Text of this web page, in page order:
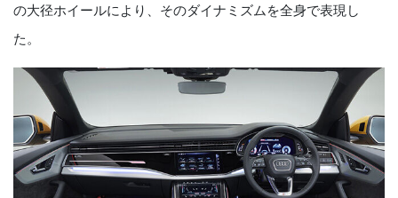
の大径ホイールにより、そのダイナミズムを全身で表現し
た。